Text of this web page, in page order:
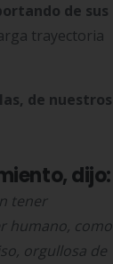
de sus
trayectoria
de nuestros
dijo:
tener
humano, como
orgullosa de